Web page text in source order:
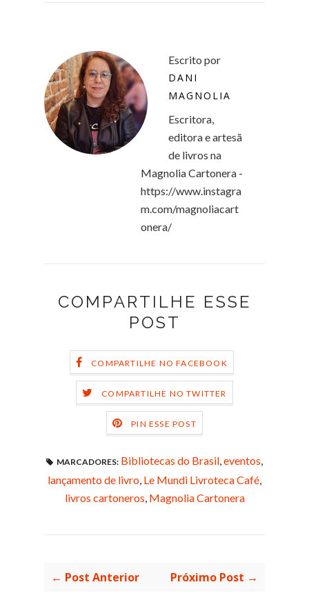
Escrito por
DANI
MAGNOLIA
Escritora,
editora e artesã
de livros na
Magnolia Cartonera -
https://www.instagra
m.com/magnoliacart
onera/
COMPARTILHE ESSE
POST
COMPARTILHE NO FACEBOOK
COMPARTILHE NO TWITTER
PIN ESSE POST
MARCADORES: Bibliotecas do Brasil,eventos,
lançamento de livro, Le Mundi Livroteca Café,
livros cartoneros, Magnolia Cartonera
← Post Anterior Próximo Post →